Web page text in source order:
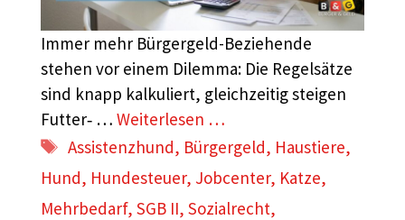
Immer mehr Bürgergeld-Beziehende
stehen vor einem Dilemma: Die Regelsätze
sind knapp kalkuliert, gleichzeitig steigen
Futter‑ … Weiterlesen …
Schlagwörter
Assistenzhund, Bürgergeld, Haustiere,
Hund, Hundesteuer, Jobcenter, Katze,
Mehrbedarf, SGB II, Sozialrecht,